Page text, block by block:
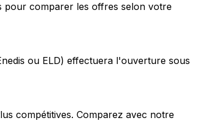
pour comparer les offres selon votre
ou ELD) effectuera l'ouverture sous
compétitives. Comparez avec notre